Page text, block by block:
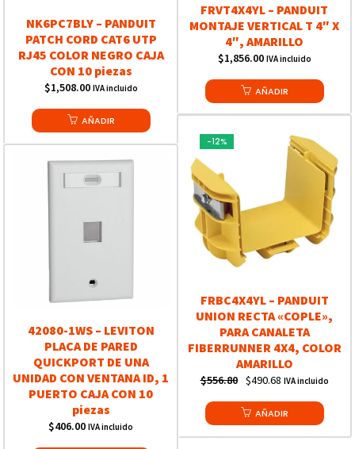
NK6PC7BLY – PANDUIT
PATCH CORD CAT6 UTP
RJ45 COLOR NEGRO CAJA
CON 10 piezas
$1,508.00 IVA incluido
AÑADIR
FRVT4X4YL – PANDUIT
MONTAJE VERTICAL T 4″ X
4″, AMARILLO
$1,856.00 IVA incluido
AÑADIR
-12%
FRBC4X4YL – PANDUIT
UNION RECTA «COPLE»,
PARA CANALETA
FIBERRUNNER 4X4, COLOR
AMARILLO
$556.80 Original
was:
$490.68Current
is:
IVA incluido
AÑADIR
42080-1WS – LEVITON
PLACA DE PARED
QUICKPORT DE UNA
UNIDAD CON VENTANA ID, 1
PUERTO CAJA CON 10
piezas
$406.00 IVA incluido